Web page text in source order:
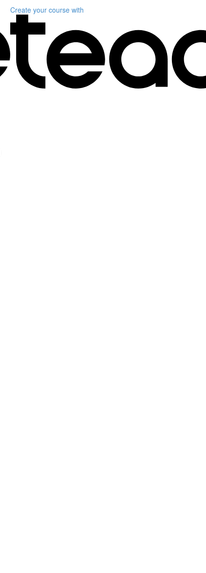
Create your course with